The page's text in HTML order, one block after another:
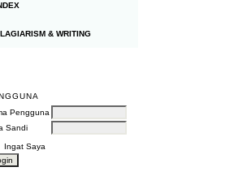
& WRITING
Pengguna
Sandi
Ingat Saya